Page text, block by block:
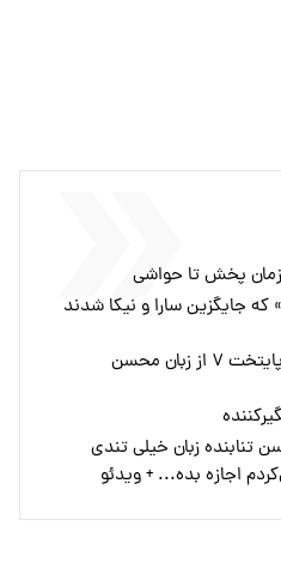
جایگزین سارا و نیکا شدند
دلیل غیبت سارا و نیکا در پایتخت ۷ از زبان محسن
زبان خیلی تندی
اجازه بده... + ویدئو